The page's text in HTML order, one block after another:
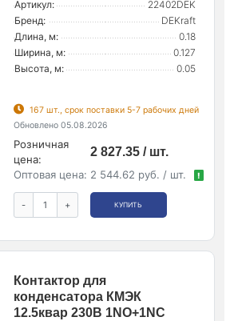
Артикул:
22402DEK
Бренд:
DEKraft
Длина, м:
0.18
Ширина, м:
0.127
Высота, м:
0.05
167 шт., срок поставки 5-7 рабочих дней
Обновлено 05.08.2026
Розничная
цена:
2 827.35 / шт.
Оптовая цена: 2 544.62 руб. / шт. !
- + КУПИТЬ
Контактор для
конденсатора КМЭК
12.5квар 230В 1NО+1NC